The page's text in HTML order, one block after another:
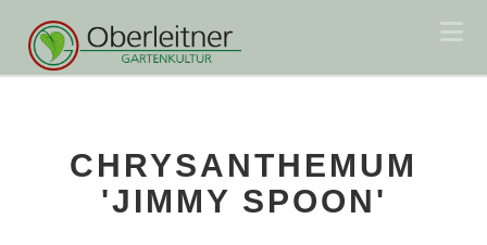
CHRYSANTHEMUM
'JIMMY SPOON'